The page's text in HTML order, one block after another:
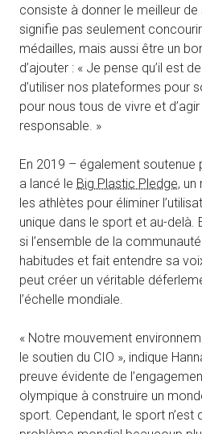
consiste à donner le meilleur
signifie pas seulement
médailles, mais aussi être un
d’ajouter : « Je pense qu’il est
d’utiliser nos plateformes pour
pour nous tous de vivre et
responsable. »
En 2019 – également soutenue
a lancé le Big Plastic Pledge,
les athlètes pour éliminer
unique dans le sport et au-delà.
si l’ensemble de la
habitudes et fait entendre sa
peut créer un véritable
l’échelle mondiale.
« Notre mouvement
le soutien du CIO », indique
preuve évidente de
olympique à construire un
sport. Cependant, le sport n’est